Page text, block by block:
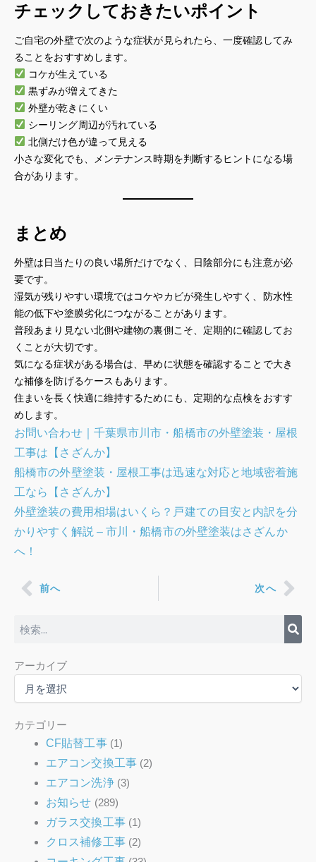
チェックしておきたいポイント
ご自宅の外壁で次のような症状が見られたら、一度確認してみ
ることをおすすめします。
コケが生えている
黒ずみが増えてきた
外壁が乾きにくい
シーリング周辺が汚れている
北側だけ色が違って見える
小さな変化でも、メンテナンス時期を判断するヒントになる場
合があります。
まとめ
外壁は日当たりの良い場所だけでなく、日陰部分にも注意が必
要です。
湿気が残りやすい環境ではコケやカビが発生しやすく、防水性
能の低下や塗膜劣化につながることがあります。
普段あまり見ない北側や建物の裏側こそ、定期的に確認してお
くことが大切です。
気になる症状がある場合は、早めに状態を確認することで大き
な補修を防げるケースもあります。
住まいを長く快適に維持するためにも、定期的な点検をおすす
めします。
お問い合わせ｜千葉県市川市・船橋市の外壁塗装・屋根
工事は【さざんか】
船橋市の外壁塗装・屋根工事は迅速な対応と地域密着施
工なら【さざんか】
外壁塗装の費用相場はいくら？戸建ての目安と内訳を分
かりやすく解説 – 市川・船橋市の外壁塗装はさざんか
へ！
Prev
前へ 次へ
索
アーカイブ
ア
ー
イ
ブ
カテゴリー
CF貼替工事(1)
エアコン交換工事(2)
エアコン洗浄(3)
お知らせ (289)
ガラス交換工事(1)
クロス補修工事(2)